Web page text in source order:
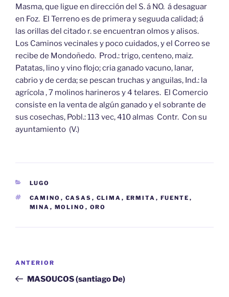
Masma, que ligue en dirección del S. á NO. á desaguar
en Foz. El Terreno es de primera y seguuda calidad; á
las orillas del citado r. se encuentran olmos y alisos.
Los Caminos vecinales y poco cuidados, y el Correo se
recibe de Mondoñedo. Prod.: trigo, centeno, maiz.
Patatas, lino y vino flojo; cria ganado vacuno, lanar,
cabrio y de cerda; se pescan truchas y anguilas, Ind.: la
agrícola , 7 molinos harineros y 4 telares. El Comercio
consiste en la venta de algún ganado y el sobrante de
sus cosechas, Pobl.: 113 vec, 410 almas Contr. Con su
ayuntamiento (V.)
CATEGORÍAS
LUGO
ETIQUETAS
CAMINO , CASAS , CLIMA , ERMITA , FUENTE ,
MINA , MOLINO , ORO
entradas
Entrada
anterior:
ANTERIOR
MASOUCOS (santiago De)